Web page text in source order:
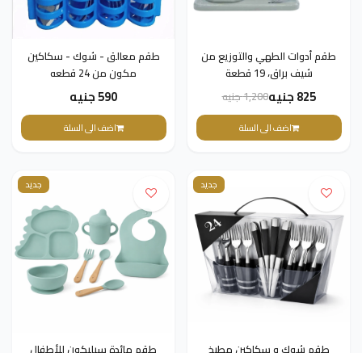
طقم أدوات الطهي والتوزيع من
شيف براق، 19 قطعة
825 جنيه 1,200 جنيه
اضف الى السلة
طقم معالق - شوك - سكاكين
مكون من 24 قطعه
590 جنيه
اضف الى السلة
جديد جديد